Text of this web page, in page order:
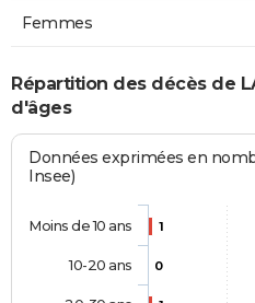
Femmes
Répartition des décès de
d'âges
Données exprimées en
Insee)
1
0
Moins de 10 ans
10-20 ans